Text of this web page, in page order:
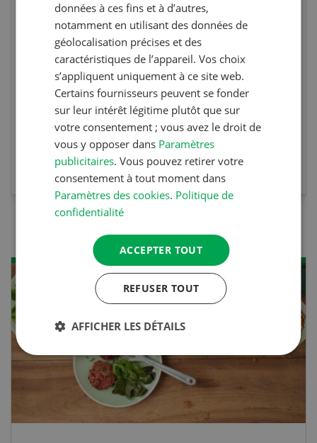
Vous élevez des poissons ou songez à le faire?
Ce cours vous équipe du savoir nécessaire. Si
vous effectuez aussi un stage pratique, votre
diplôme est reconnu officiellement et vous
habilite à détenir des poissons à titre
professionnel.
EN SAVOIR PLUS
données à ces fins et à d’autres,
notamment en utilisant des données de
géolocalisation précises et des
caractéristiques de l’appareil. Vos choix
s’appliquent uniquement à ce site web.
Certains fournisseurs peuvent se fonder
sur leur intérêt légitime plutôt que sur
votre consentement ; vous avez le droit de
vous y opposer dans Paramètres
publicitaires. Vous pouvez retirer votre
consentement à tout moment dans
Paramètres des cookies. Politique de
confidentialité
ACCEPTER TOUT
REFUSER TOUT
AFFICHER LES DÉTAILS